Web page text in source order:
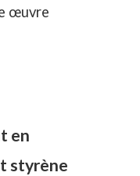
œuvre
en
styrène